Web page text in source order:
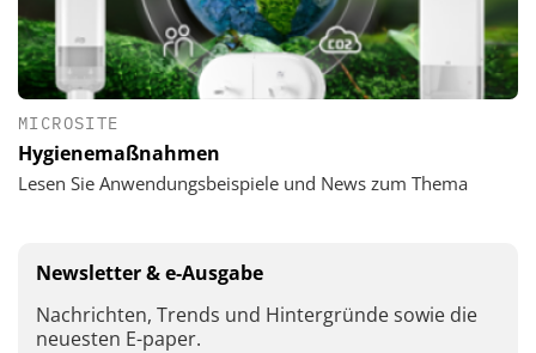
MICROSITE
Hygienemaßnahmen
Lesen Sie Anwendungsbeispiele und News zum Thema
Newsletter & e-Ausgabe
Nachrichten, Trends und Hintergründe sowie die
neuesten E-paper.